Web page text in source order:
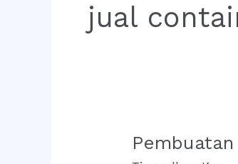
jual
Pembuatan
Container